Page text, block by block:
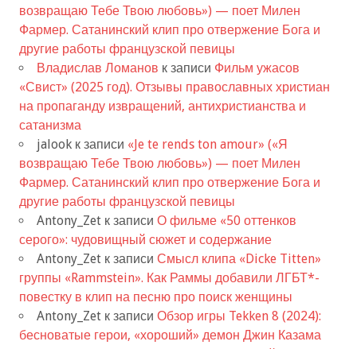
возвращаю Тебе Твою любовь») — поет Милен
Фармер. Сатанинский клип про отвержение Бога и
другие работы французской певицы
Владислав Ломанов к записи Фильм ужасов
«Свист» (2025 год). Отзывы православных христиан
на пропаганду извращений, антихристианства и
сатанизма
jalook к записи «Je te rends ton amour» («Я
возвращаю Тебе Твою любовь») — поет Милен
Фармер. Сатанинский клип про отвержение Бога и
другие работы французской певицы
Antony_Zet к записи О фильме «50 оттенков
серого»: чудовищный сюжет и содержание
Antony_Zet к записи Смысл клипа «Dicke Titten»
группы «Rammstein». Как Раммы добавили ЛГБТ*-
повестку в клип на песню про поиск женщины
Antony_Zet к записи Обзор игры Tekken 8 (2024):
бесноватые герои, «хороший» демон Джин Казама